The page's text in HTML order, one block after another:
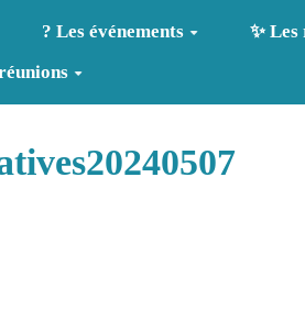
? Les événements
✨ Les